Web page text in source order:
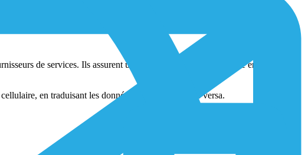
de services. Ils assurent une communication transparente entre les
en traduisant les données en paquets et vice versa.